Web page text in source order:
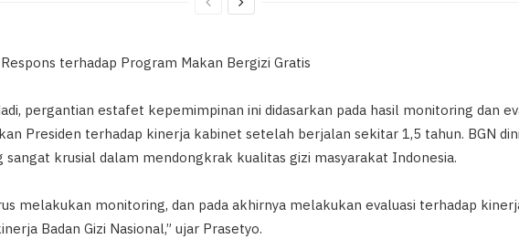
terhadap Program Makan Bergizi Gratis
pergantian estafet kepemimpinan ini didasarkan pada hasil monitoring dan
Presiden terhadap kinerja kabinet setelah berjalan sekitar 1,5 tahun. BGN
sangat krusial dalam mendongkrak kualitas gizi masyarakat Indonesia.
melakukan monitoring, dan pada akhirnya melakukan evaluasi terhadap
Badan Gizi Nasional,” ujar Prasetyo.